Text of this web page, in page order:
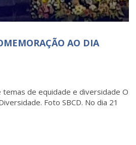
AO DIA
de equidade e diversidade O
Foto SBCD. No dia 21